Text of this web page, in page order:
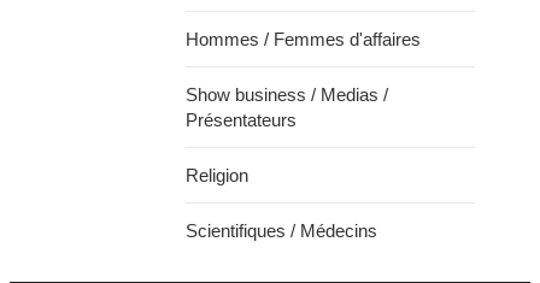
Hommes / Femmes d'affaires
Show business / Medias /
Présentateurs
Religion
Scientifiques / Médecins